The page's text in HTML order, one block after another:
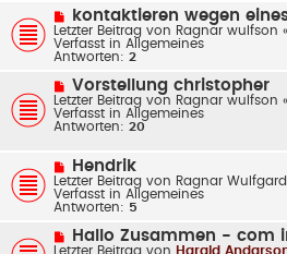
g
B
e
i
t
r
g
e
u
e
B
i
t
r
g
kontaktieren wegen
Letzter Beitrag von Ragnar wulfson «
Verfasst in Allgemeines
Antworten: 2
N
e
u
e
e
i
t
r
a
g
Vorstellung christopher
Letzter Beitrag von Ragnar wulfson «
Verfasst in Allgemeines
Antworten: 20
N
e
u
e
r
B
e
Hendrik
Letzter Beitrag von Ragnar
Verfasst in Allgemeines
Antworten: 5
N
e
Hallo Zusammen - com
Letzter Beitrag von Harald